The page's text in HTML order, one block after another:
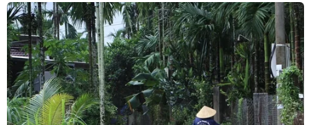
Nghệ An: Lũ cuốn cầu tạm trên sông
Nậm Nơn khiến 3 bản ở xã Mỹ Lý bị
chia cắt
08/08/2026 06:36
An Giang: Các bãi rác quá tải trong